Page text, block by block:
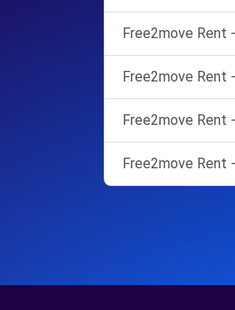
Free2move Rent
Free2move Rent
Free2move Rent
Free2move Rent